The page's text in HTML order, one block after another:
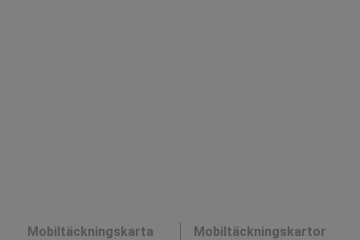
Mobiltäckningskarta
Mobiltäckningskartor